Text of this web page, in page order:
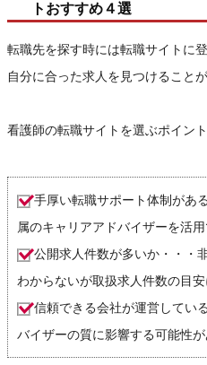
トおすすめ４選
転職先を探す時には転職サイトに
自分に合った求人を見つけることが
看護師の転職サイトを選ぶポイン
手厚い転職サポート体制があ
属のキャリアアドバイザーを活
公開求人件数が多いか・・・
わからないが取扱求人件数の目安
信頼できる会社が運営してい
バイザーの質に影響する可能性が